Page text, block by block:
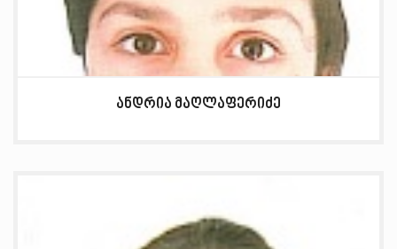
ანდრია მაღლაფერიძე